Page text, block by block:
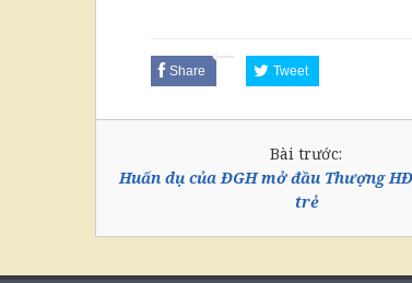
Share Tweet
Bài trước:
Huấn dụ của ĐGH mở đầu Thượng
trẻ